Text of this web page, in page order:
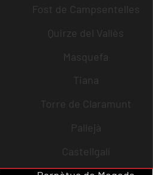
Fost de Campsentelles
Quirze del Vallès
Masquefa
Tiana
Torre de Claramunt
Pallejà
Castellgalí